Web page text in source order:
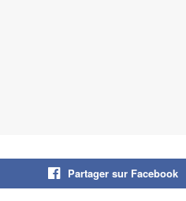
Partager sur Facebook